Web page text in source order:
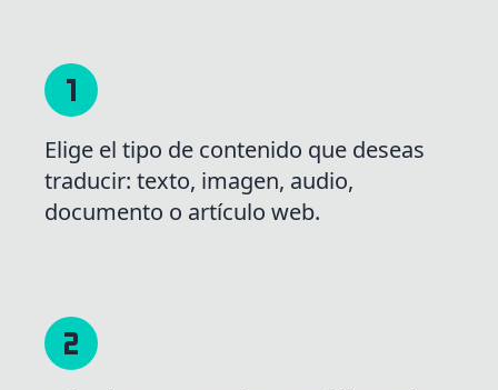
Elige el tipo de contenido que deseas
traducir: texto, imagen, audio,
documento o artículo web.